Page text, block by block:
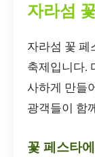
자라섬
자라섬 꽃 페
축제입니다.
사하게 만들
광객들이 함
꽃 페스타